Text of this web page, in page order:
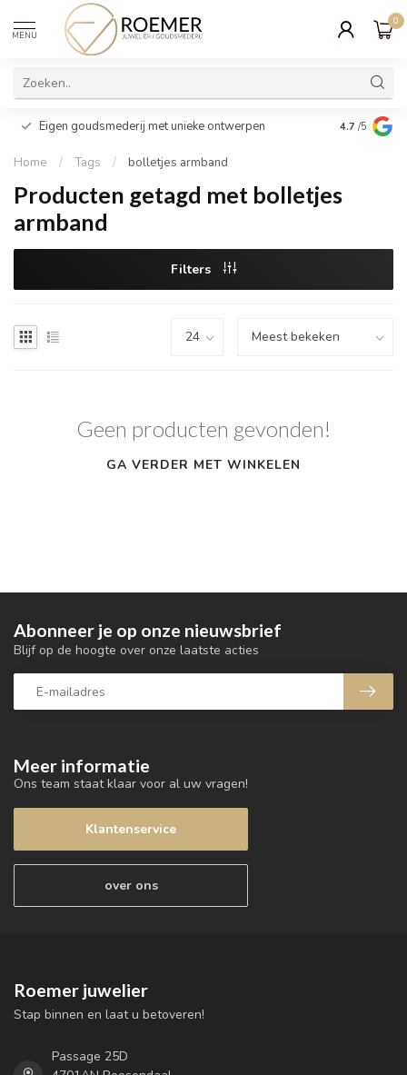
MENU
0
Eigen goudsmederij met unieke ontwerpen Wij
cadeau
4.7 /5
Home / Tags / bolletjes armband
Producten getagd met bolletjes
armband
Filters
Geen producten gevonden!
GA VERDER MET WINKELEN
Meer informatie
Ons team staat klaar voor al uw vragen!
Klantenservice
over ons
Abonneer je op onze nieuwsbrief
Blijf op de hoogte over onze laatste acties
Roemer juwelier
Stap binnen en laat u betoveren!
Passage 25D